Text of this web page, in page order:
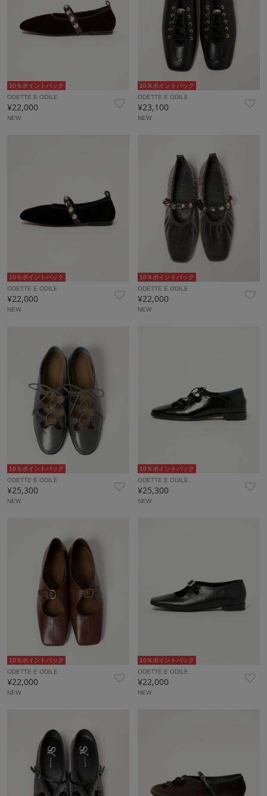
10％ポイントバック
ODETTE E ODILE
¥22,000
NEW
10％ポイントバック
ODETTE E ODILE
¥23,100
NEW
10％ポイントバック
ODETTE E ODILE
¥22,000
NEW
10％ポイントバック
ODETTE E ODILE
¥22,000
NEW
10％ポイントバック
ODETTE E ODILE
¥25,300
NEW
10％ポイントバック
ODETTE E ODILE
¥25,300
NEW
10％ポイントバック
ODETTE E ODILE
¥22,000
NEW
10％ポイントバック
ODETTE E ODILE
¥22,000
NEW